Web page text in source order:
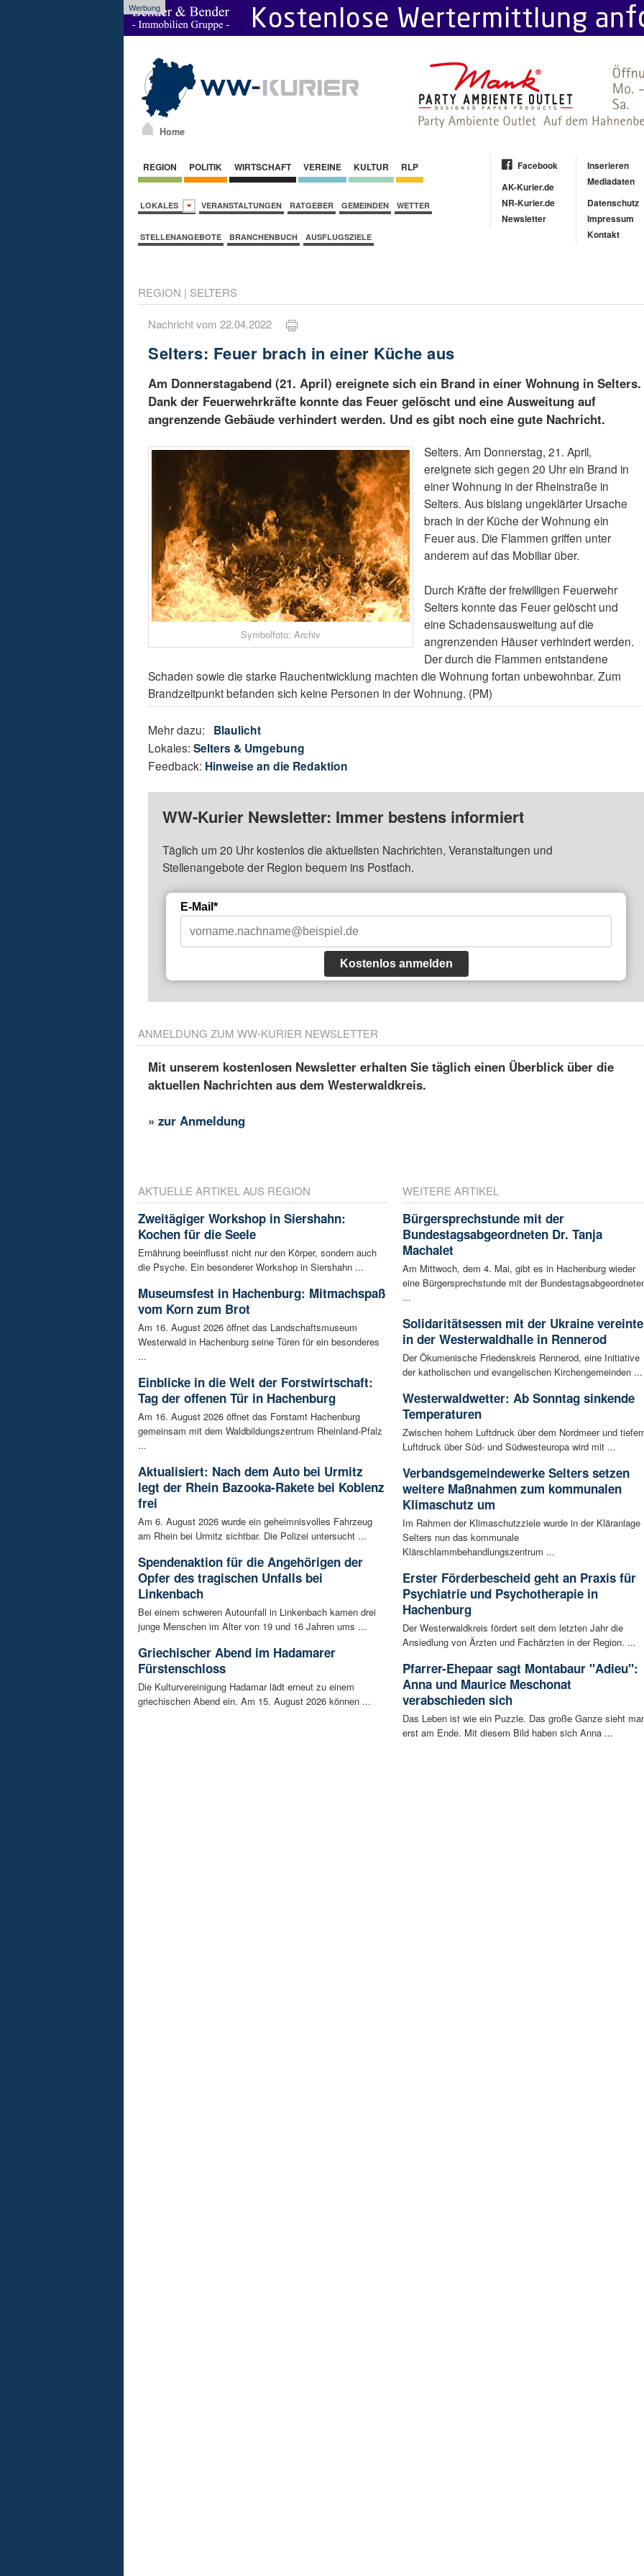
Werbung
Home
REGION POLITIK WIRTSCHAFT VEREINE KULTUR RLP
LOKALES VERANSTALTUNGEN RATGEBER GEMEINDEN WETTER
STELLENANGEBOTE BRANCHENBUCH AUSFLUGSZIELE
Facebook
AK-Kurier.de
NR-Kurier.de
Newsletter
Inserieren
Mediadaten
Datenschutz
Impressum
Kontakt
REGION | SELTERS
Nachricht vom 22.04.2022
Selters: Feuer brach in einer Küche aus
Am Donnerstagabend (21. April) ereignete sich ein Brand in einer Wohnung in Selters.
Dank der Feuerwehrkräfte konnte das Feuer gelöscht und eine Ausweitung auf
angrenzende Gebäude verhindert werden. Und es gibt noch eine gute Nachricht.
Symbolfoto: Archiv
Selters. Am Donnerstag, 21. April,
ereignete sich gegen 20 Uhr ein Brand in
einer Wohnung in der Rheinstraße in
Selters. Aus bislang ungeklärter Ursache
brach in der Küche der Wohnung ein
Feuer aus. Die Flammen griffen unter
anderem auf das Mobiliar über.
Durch Kräfte der freiwilligen Feuerwehr
Selters konnte das Feuer gelöscht und
eine Schadensausweitung auf die
angrenzenden Häuser verhindert werden.
Der durch die Flammen entstandene
Schaden sowie die starke Rauchentwicklung machten die Wohnung fortan unbewohnbar. Zum
Brandzeitpunkt befanden sich keine Personen in der Wohnung. (PM)
Mehr dazu: Blaulicht
Lokales:Selters & Umgebung
Feedback: Hinweise an die Redaktion
WW-Kurier Newsletter: Immer bestens informiert
Täglich um 20 Uhr kostenlos die aktuellsten Nachrichten, Veranstaltungen und
Stellenangebote der Region bequem ins Postfach.
E-Mail*
Kostenlos anmelden
ANMELDUNG ZUM WW-KURIER NEWSLETTER
Mit unserem kostenlosen Newsletter erhalten Sie täglich einen Überblick über die
aktuellen Nachrichten aus dem Westerwaldkreis.
»zur Anmeldung
AKTUELLE ARTIKEL AUS REGION
Zweitägiger Workshop in Siershahn:
Kochen für die Seele
Ernährung beeinflusst nicht nur den Körper, sondern auch
die Psyche. Ein besonderer Workshop in Siershahn ...
Museumsfest in Hachenburg: Mitmachspaß
vom Korn zum Brot
Am 16. August 2026 öffnet das Landschaftsmuseum
Westerwald in Hachenburg seine Türen für ein besonderes
...
Einblicke in die Welt der Forstwirtschaft:
Tag der offenen Tür in Hachenburg
Am 16. August 2026 öffnet das Forstamt Hachenburg
gemeinsam mit dem Waldbildungszentrum Rheinland-Pfalz
...
Aktualisiert: Nach dem Auto bei Urmitz
legt der Rhein Bazooka-Rakete bei Koblenz
frei
Am 6. August 2026 wurde ein geheimnisvolles Fahrzeug
am Rhein bei Urmitz sichtbar. Die Polizei untersucht ...
Spendenaktion für die Angehörigen der
Opfer des tragischen Unfalls bei
Linkenbach
Bei einem schweren Autounfall in Linkenbach kamen drei
junge Menschen im Alter von 19 und 16 Jahren ums ...
Griechischer Abend im Hadamarer
Fürstenschloss
Die Kulturvereinigung Hadamar lädt erneut zu einem
griechischen Abend ein. Am 15. August 2026 können ...
WEITERE ARTIKEL
Bürgersprechstunde mit der
Bundestagsabgeordneten Dr. Tanja
Machalet
Am Mittwoch, dem 4. Mai, gibt es in Hachenburg wieder
eine Bürgersprechstunde mit der
...
Solidaritätsessen mit der Ukraine vereinte
in der Westerwaldhalle in Rennerod
Der Ökumenische Friedenskreis Rennerod, eine Initiative
der katholischen und evangelischen Kirchengemeinden ...
Westerwaldwetter: Ab Sonntag sinkende
Temperaturen
Zwischen hohem Luftdruck über dem Nordmeer und
Luftdruck über Süd- und Südwesteuropa wird mit ...
Verbandsgemeindewerke Selters setzen
weitere Maßnahmen zum kommunalen
Klimaschutz um
Im Rahmen der Klimaschutzziele wurde in der Kläranlage
Selters nun das kommunale
Klärschlammbehandlungszentrum ...
Erster Förderbescheid geht an Praxis für
Psychiatrie und Psychotherapie in
Hachenburg
Der Westerwaldkreis fördert seit dem letzten Jahr die
Ansiedlung von Ärzten und Fachärzten in der Region. ...
Pfarrer-Ehepaar sagt Montabaur "Adieu":
Anna und Maurice Meschonat
verabschieden sich
Das Leben ist wie ein Puzzle. Das große Ganze sieht
erst am Ende. Mit diesem Bild haben sich Anna ...